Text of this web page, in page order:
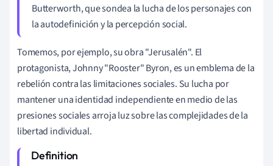
Butterworth, que sondea la lucha de los personajes con
la autodefinición y la percepción social.
Tomemos, por ejemplo, su obra "Jerusalén". El
protagonista, Johnny "Rooster" Byron, es un emblema de la
rebelión contra las limitaciones sociales. Su lucha por
mantener una identidad independiente en medio de las
presiones sociales arroja luz sobre las complejidades de la
libertad individual.